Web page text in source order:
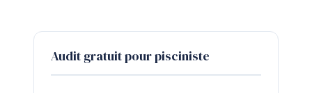
Audit gratuit pour pisciniste